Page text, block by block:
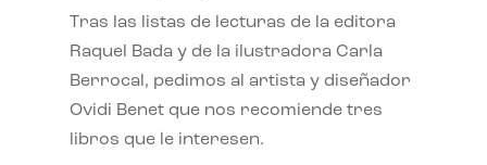
Tras las listas de lecturas de la editora
Raquel Bada y de la ilustradora Carla
Berrocal, pedimos al artista y diseñador
Ovidi Benet que nos recomiende tres
libros que le interesen.